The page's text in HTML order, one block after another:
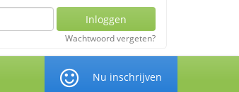
Inloggen
Wachtwoord vergeten?
Nu inschrijven